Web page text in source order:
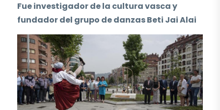
Fue investigador de la cultura vasca y
fundador del grupo de danzas Beti Jai Alai